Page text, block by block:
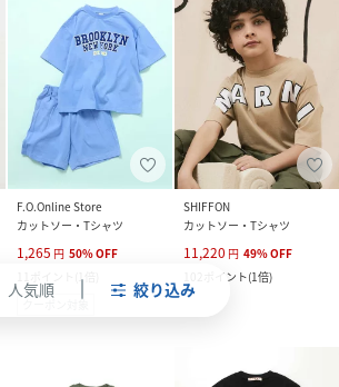
人気順 絞り込み
F.O.Online Store
カットソー・Tシャツ
1,265 円 50%OFF
1倍
クーポン対象
SHIFFON
カットソー・Tシャツ
11,220 円 49%OFF
ポイント(1倍)